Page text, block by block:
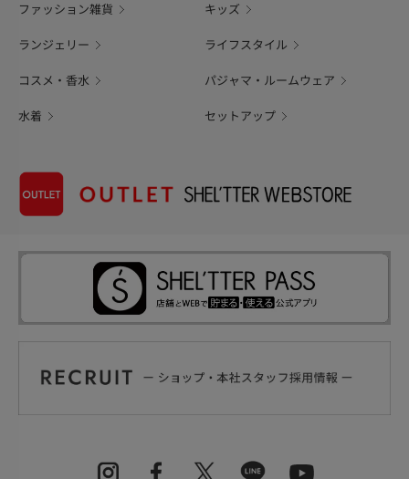
ファッション雑貨 キッズ
ランジェリー ライフスタイル
コスメ・香水 パジャマ・ルームウェア
水着 セットアップ